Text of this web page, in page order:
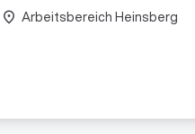
place Arbeitsbereich Heinsberg